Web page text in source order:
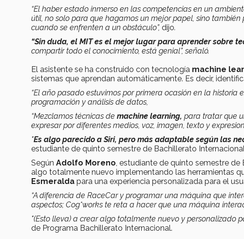
“El haber estado inmerso en las competencias en un
útil, no solo para que hagamos un mejor papel, sino
cuando se enfrenten a un obstáculo”, dijo.
“Sin duda, el MIT es el mejor lugar para aprender sobre
compartir todo el conocimiento, está genial”, señaló.
El asistente se ha construido con tecnología machine
sistemas que aprendan automáticamente. Es decir,
“El año pasado estuvimos por primera ocasión en la historia
programación y análisis de datos,
“Mezclamos técnicas de machine learning, para tratar que
expresar por diferentes medios, voz, imagen, texto y
"Es algo parecido a Siri, pero más adaptable según las
estudiante de quinto semestre de Bachillerato
Según Adolfo Moreno , estudiante de quinto semestre
algo totalmente nuevo implementando las herramientas
Esmeralda para una experiencia personalizada para el
“A diferencia de RaceCar y programar una máquina que
aspectos; Cog*works te reta a hacer que una máquina
"(Esto lleva) a crear algo totalmente nuevo y personalizado
de Programa Bachillerato Internacional.